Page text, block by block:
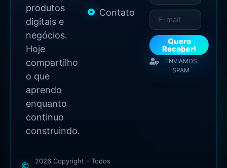
produtos
digitais e
negócios.
Hoje
compartilho
o que
aprendo
enquanto
continuo
construindo.
Contato
Quero
Receber!
NÃO
ENVIAMOS
SPAM
2026 Copyright - Todos